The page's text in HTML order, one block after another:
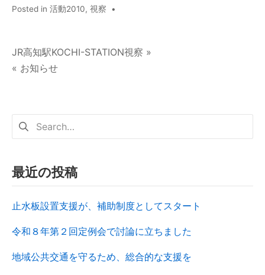
Posted in 活動2010, 視察 •
JR高知駅KOCHI-STATION視察 »
« お知らせ
最近の投稿
止水板設置支援が、補助制度としてスタート
令和８年第２回定例会で討論に立ちました
地域公共交通を守るため、総合的な支援を